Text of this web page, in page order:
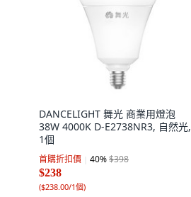
DANCELIGHT 舞光 商業用燈泡
38W 4000K D-E2738NR3, 自然光,
1個
首購折扣價 40%$398
$238
($238.00/1個)